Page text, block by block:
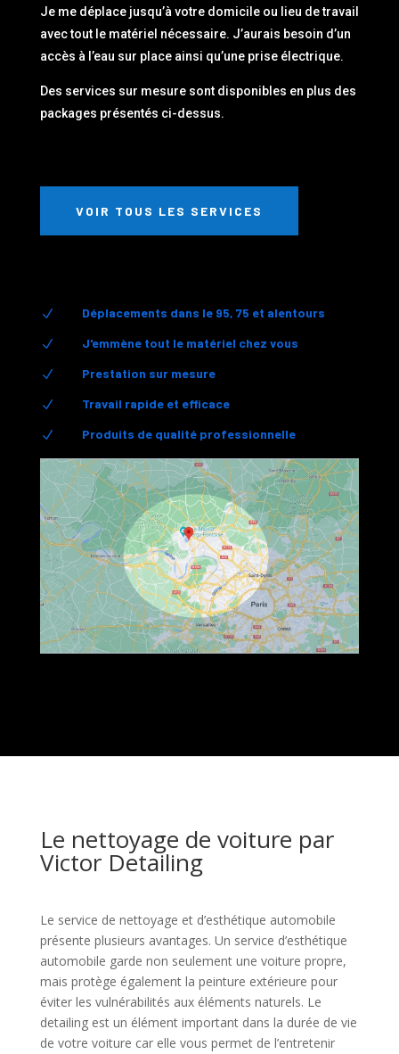
Je me déplace jusqu’à votre domicile ou lieu de travail
avec tout le matériel nécessaire. J’aurais besoin d’un
accès à l’eau sur place ainsi qu’une prise électrique.
Des services sur mesure sont disponibles en plus des
packages présentés ci-dessus.
VOIR TOUS LES SERVICES
N Déplacements dans le 95, 75 et alentours
N J'emmène tout le matériel chez vous
N Prestation sur mesure
N Travail rapide et efficace
N Produits de qualité professionnelle
Le nettoyage de voiture par
Victor Detailing
Le service de nettoyage et d’esthétique automobile
présente plusieurs avantages. Un service d’esthétique
automobile garde non seulement une voiture propre,
mais protège également la peinture extérieure pour
éviter les vulnérabilités aux éléments naturels. Le
detailing est un élément important dans la durée de vie
de votre voiture car elle vous permet de l’entretenir